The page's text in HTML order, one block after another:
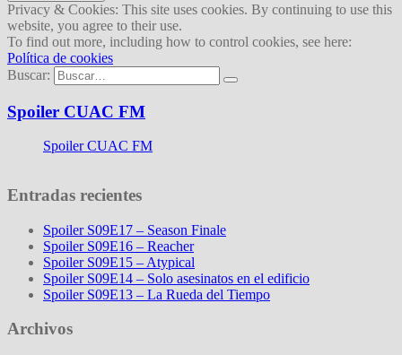
Privacy & Cookies: This site uses cookies. By continuing to use this
website, you agree to their use.
To find out more, including how to control cookies, see here:
Política de cookies
Buscar:
Spoiler CUAC FM
Spoiler CUAC FM
Entradas recientes
Spoiler S09E17 – Season Finale
Spoiler S09E16 – Reacher
Spoiler S09E15 – Atypical
Spoiler S09E14 – Solo asesinatos en el edificio
Spoiler S09E13 – La Rueda del Tiempo
Archivos